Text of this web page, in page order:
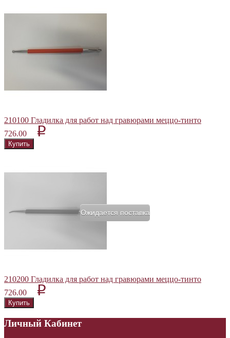
210100 Гладилка для работ над гравюрами меццо-тинто
726.00
p
Ожидается поставка
210200 Гладилка для работ над гравюрами меццо-тинто
726.00
p
Личный Кабинет